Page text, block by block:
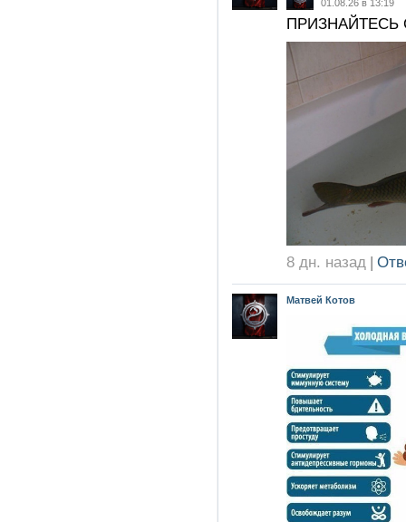
01.08.26 в 13:19
8 дн. назад |
Матвей Котов